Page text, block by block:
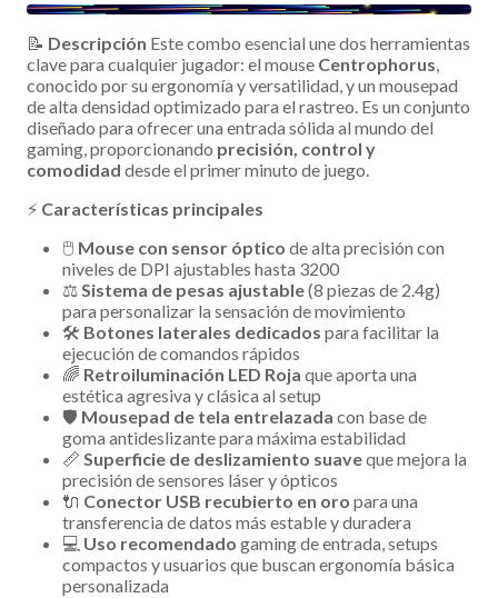
📝 Descripción Este combo esencial une dos herramientas
clave para cualquier jugador: el mouse Centrophorus,
conocido por su ergonomía y versatilidad, y un mousepad
de alta densidad optimizado para el rastreo. Es un conjunto
diseñado para ofrecer una entrada sólida al mundo del
gaming, proporcionando precisión, control y
comodidad desde el primer minuto de juego.
⚡ Características principales
🖱️ Mouse con sensor óptico de alta precisión con
niveles de DPI ajustables hasta 3200
⚖️Sistema de pesas ajustable(8 piezas de 2.4g)
para personalizar la sensación de movimiento
🛠️ Botones laterales dedicados para facilitar la
ejecución de comandos rápidos
🌈 Retroiluminación LED Roja que aporta una
estética agresiva y clásica al setup
🛡️ Mousepad de tela entrelazada con base de
goma antideslizante para máxima estabilidad
📏 Superficie de deslizamiento suaveque mejora la
precisión de sensores láser y ópticos
🔌 Conector USB recubierto en oro para una
transferencia de datos más estable y duradera
💻 Uso recomendado gaming de entrada, setups
compactos y usuarios que buscan ergonomía básica
personalizada